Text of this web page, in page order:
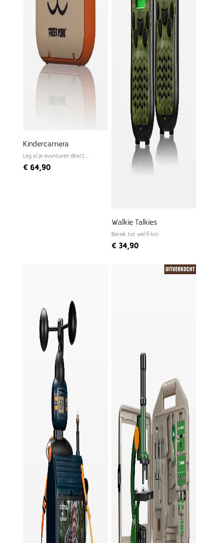
Kindercamera
Leg al je avonturen direct
€ 64,90
Walkie Talkies
Bereik tot wel 6 km
€34,90
Uitverkocht